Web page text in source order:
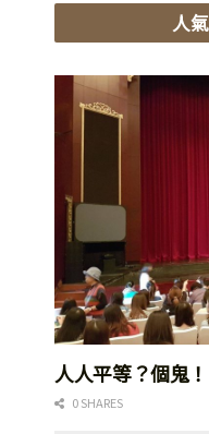
人
人人平等？個鬼
0 SHARES